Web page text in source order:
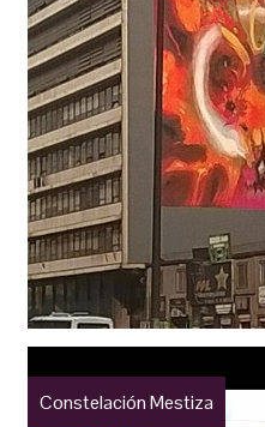
Constelación Mestiza